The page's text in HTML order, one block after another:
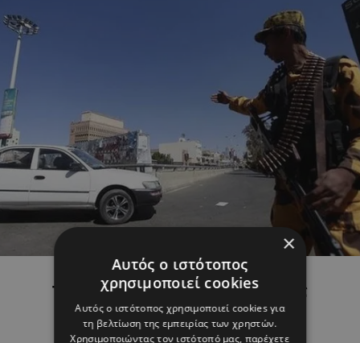
Yεμένη: 14 νεκροί απο επίθεση
τζιχαντιστών στο αρχηγείο της
αντιτρομοκρατικής
×
Αυτός ο ιστότοπος
χρησιμοποιεί cookies
Αυτός ο ιστότοπος χρησιμοποιεί cookies για
τη βελτίωση της εμπειρίας των χρηστών.
Χρησιμοποιώντας τον ιστότοπό μας, παρέχετε